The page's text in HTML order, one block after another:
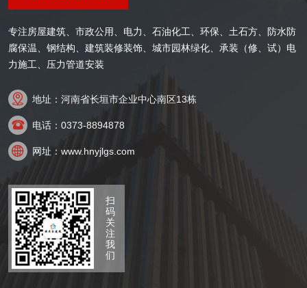
专注房屋建筑、市政公用、电力、石油化工、环保、土石方、防水防
腐保温、钢结构、建筑装修装饰、城市园林绿化、承装（修、试）电
力施工、压力管道安装
 地址：河南省长垣市企业中心南区13栋
 电话：0373-8894878
 网址：www.hnyjlgs.com
扫
码
关
注
我
们